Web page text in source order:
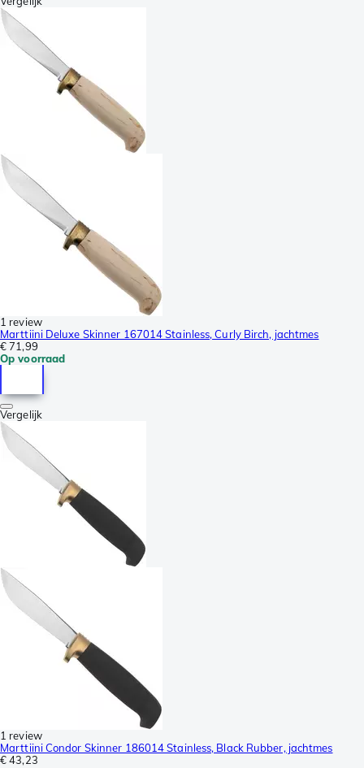
1 review
Marttiini Deluxe Skinner 167014 Stainless, Curly Birch, jachtmes
€ 71,99
Op voorraad
Vergelijk
1 review
Marttiini Condor Skinner 186014 Stainless, Black Rubber, jachtmes
€ 43,23